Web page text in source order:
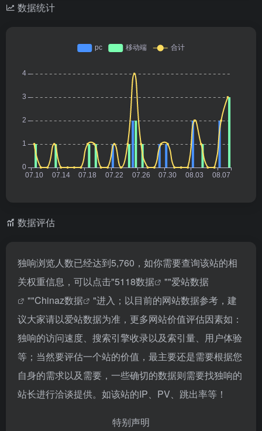
数据统计
数据评估
独响浏览人数已经达到5,760，如你需要查询该站的相
关权重信息，可以点击"5118数据 ""爱站数据
""Chinaz数据
"进入；以目前的网站数据参考，建
议大家请以爱站数据为准，更多网站价值评估因素如：
独响的访问速度、搜索引擎收录以及索引量、用户体验
等；当然要评估一个站的价值，最主要还是需要根据您
自身的需求以及需要，一些确切的数据则需要找独响的
站长进行洽谈提供。如该站的IP、PV、跳出率等！
特别声明